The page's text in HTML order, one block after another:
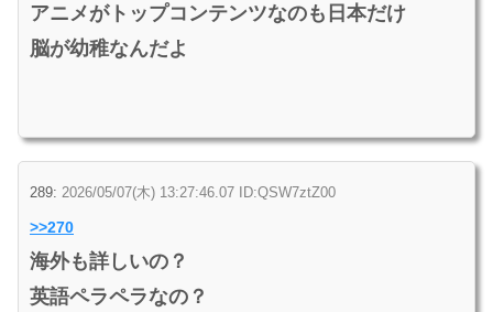
アニメがトップコンテンツなのも日本だけ
脳が幼稚なんだよ
289: 2026/05/07(木) 13:27:46.07 ID:QSW7ztZ00
>>270
海外も詳しいの？
英語ペラペラなの？